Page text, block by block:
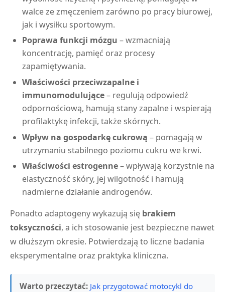
walce ze zmęczeniem zarówno po pracy biurowej,
jak i wysiłku sportowym.
Poprawa funkcji mózgu – wzmacniają
koncentrację, pamięć oraz procesy
zapamiętywania.
Właściwości przeciwzapalne i
immunomodulujące– regulują odpowiedź
odpornościową, hamują stany zapalne i wspierają
profilaktykę infekcji, także skórnych.
Wpływ na gospodarkę cukrową – pomagają w
utrzymaniu stabilnego poziomu cukru we krwi.
Właściwości estrogenne– wpływają korzystnie na
elastyczność skóry, jej wilgotność i hamują
nadmierne działanie androgenów.
Ponadto adaptogeny wykazują się brakiem
toksyczności, a ich stosowanie jest bezpieczne nawet
w dłuższym okresie. Potwierdzają to liczne badania
eksperymentalne oraz praktyka kliniczna.
Warto przeczytać: Jak przygotować motocykl do